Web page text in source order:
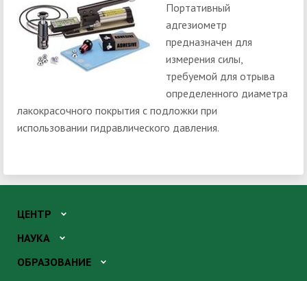
Портативный
адгезиометр
предназначен для
измерения силы,
требуемой для отрыва
определенного диаметра
лакокрасочного покрытия с подложки при
использовании гидравлического давления.
ЦЕНТР
НАУКА
ОБРАЗОВАНИЕ